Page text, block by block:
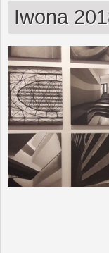
Iwona